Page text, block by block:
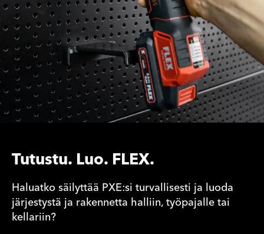
Tutustu. Luo. FLEX.
Haluatko säilyttää PXE:si turvallisesti ja luoda
järjestystä ja rakennetta halliin, työpajalle tai
kellariin?